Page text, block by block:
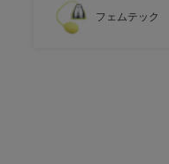
フェムテック